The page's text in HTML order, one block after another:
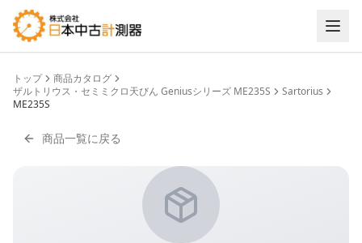
トップ
商品カタログ
ザルトリウス・セミミクロ天びん Geniusシリーズ ME235S
Sartorius
ME235S
商品一覧に戻る